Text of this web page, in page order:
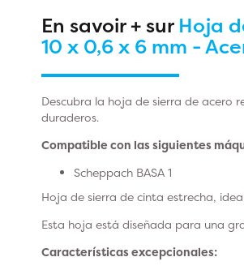
En savoir + sur Hoja
10 x 0,6 x 6 mm -
Descubra la hoja de sierra de acero
duraderos.
Compatible con las siguientes
Scheppach BASA 1
Hoja de sierra de cinta estrecha,
Esta hoja está diseñada para una
Características excepcionales: